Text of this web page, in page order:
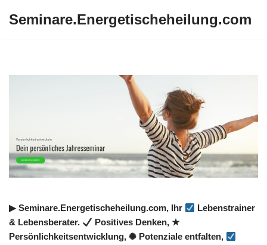
Seminare.Energetischeheilung.com
▶︎ Seminare.Energetischeheilung.com, Ihr
Lebenstrainer
& Lebensberater.
Positives Denken, ★
Persönlichkeitsentwicklung, ✺ Potenziale entfalten,